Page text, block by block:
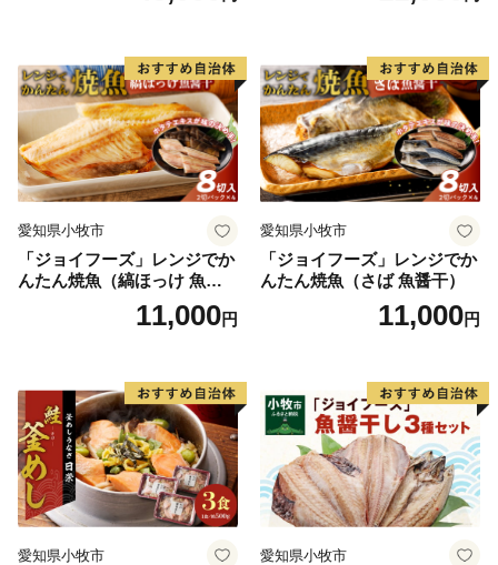
愛知県小牧市
「ジョイフーズ」レンジでか
んたん焼魚（縞ほっけ 魚醤
11,000円
愛知県小牧市
「ジョイフーズ」レンジでか
んたん焼魚（さば 魚醤干）
11,000円
愛知県小牧市 愛知県小牧市